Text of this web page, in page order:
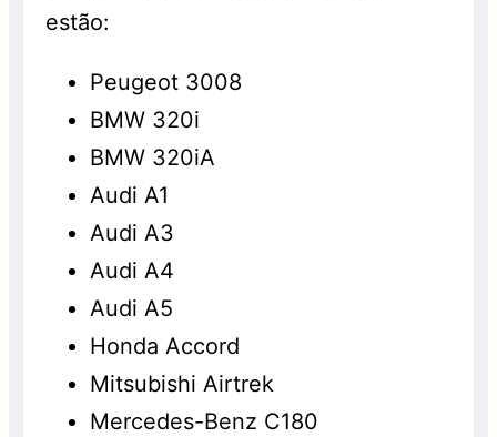
estão:
Peugeot 3008
BMW 320i
BMW 320iA
Audi A1
Audi A3
Audi A4
Audi A5
Honda Accord
Mitsubishi Airtrek
Mercedes-Benz C180